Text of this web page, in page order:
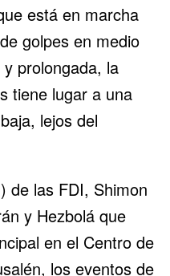
está en marcha
golpes en medio
prolongada, la
tiene lugar a una
lejos del
de las FDI, Shimon
y Hezbolá que
en el Centro de
los eventos de